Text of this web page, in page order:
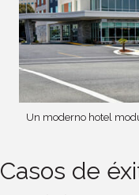
Un moderno hotel
Casos de